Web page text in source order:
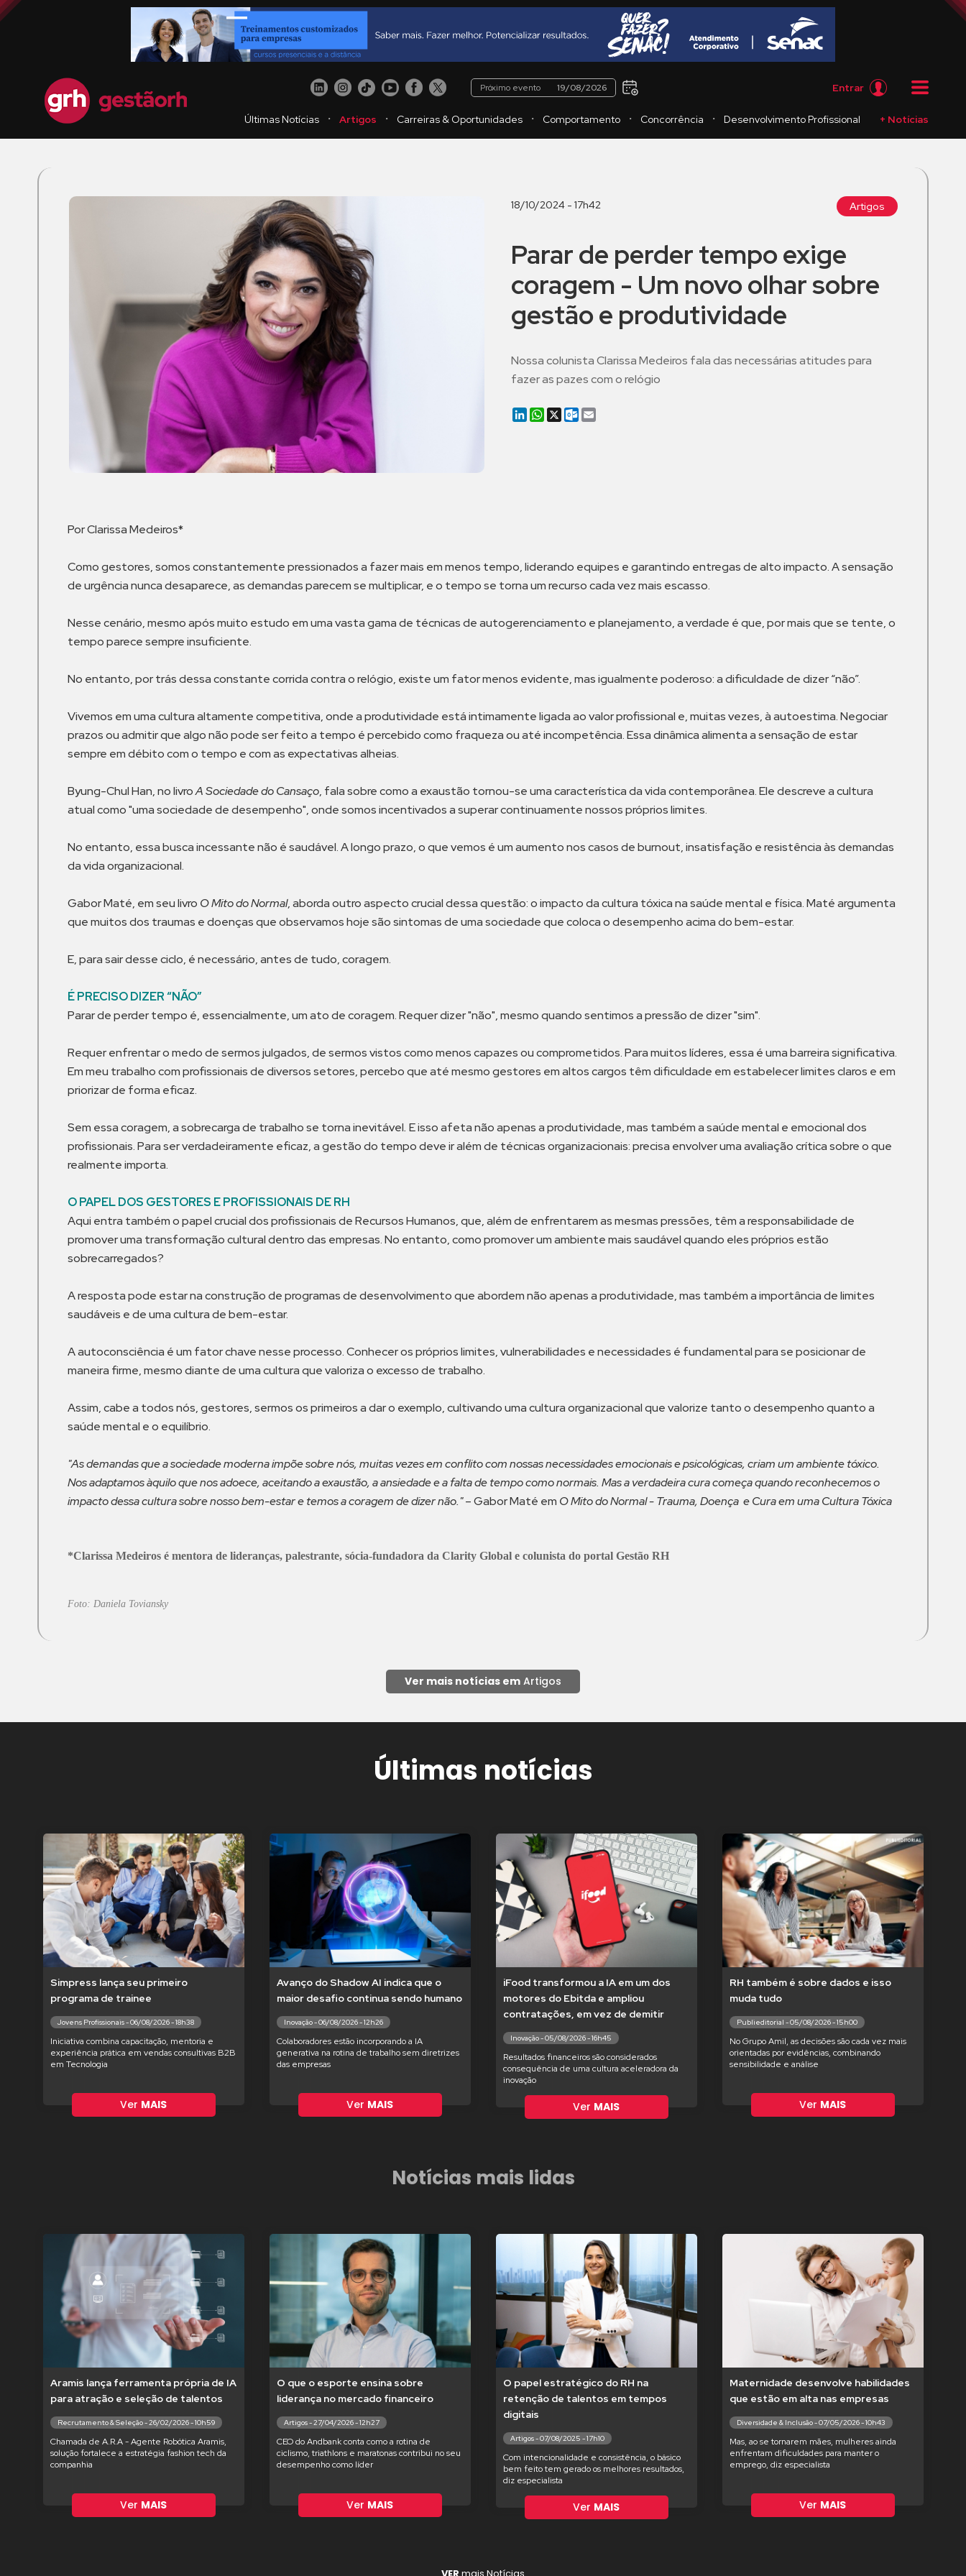
Próximo evento 19/08/2026 Entrar
Últimas Notícias ・ Artigos ・ Carreiras & Oportunidades ・ Comportamento ・ Concorrência ・ Desenvolvimento Profissional + Notícias
18/10/2024 - 17h42 Artigos
Parar de perder tempo exige
coragem - Um novo olhar sobre
gestão e produtividade
Nossa colunista Clarissa Medeiros fala das necessárias atitudes para
fazer as pazes com o relógio
LinkedIn
WhatsApp
X Outlook.com
Email
Por Clarissa Medeiros*
Como gestores, somos constantemente pressionados a fazer mais em menos tempo, liderando equipes e garantindo entregas de alto impacto. A sensação
de urgência nunca desaparece, as demandas parecem se multiplicar, e o tempo se torna um recurso cada vez mais escasso.
Nesse cenário, mesmo após muito estudo em uma vasta gama de técnicas de autogerenciamento e planejamento, a verdade é que, por mais que se tente, o
tempo parece sempre insuficiente.
No entanto, por trás dessa constante corrida contra o relógio, existe um fator menos evidente, mas igualmente poderoso: a dificuldade de dizer “não”.
Vivemos em uma cultura altamente competitiva, onde a produtividade está intimamente ligada ao valor profissional e, muitas vezes, à autoestima. Negociar
prazos ou admitir que algo não pode ser feito a tempo é percebido como fraqueza ou até incompetência. Essa dinâmica alimenta a sensação de estar
sempre em débito com o tempo e com as expectativas alheias.
Byung-Chul Han, no livroA Sociedade do Cansaço, fala sobre como a exaustão tornou-se uma característica da vida contemporânea. Ele descreve a cultura
atual como "uma sociedade de desempenho", onde somos incentivados a superar continuamente nossos próprios limites.
No entanto, essa busca incessante não é saudável. A longo prazo, o que vemos é um aumento nos casos de burnout, insatisfação e resistência às demandas
da vida organizacional.
Gabor Maté, em seu livro O Mito do Normal, aborda outro aspecto crucial dessa questão: o impacto da cultura tóxica na saúde mental e física. Maté argumenta
que muitos dos traumas e doenças que observamos hoje são sintomas de uma sociedade que coloca o desempenho acima do bem-estar.
E, para sair desse ciclo, é necessário, antes de tudo, coragem.
É PRECISO DIZER “NÃO”
Parar de perder tempo é, essencialmente, um ato de coragem. Requer dizer "não", mesmo quando sentimos a pressão de dizer "sim".
Requer enfrentar o medo de sermos julgados, de sermos vistos como menos capazes ou comprometidos. Para muitos líderes, essa é uma barreira significativa.
Em meu trabalho com profissionais de diversos setores, percebo que até mesmo gestores em altos cargos têm dificuldade em estabelecer limites claros e em
priorizar de forma eficaz.
Sem essa coragem, a sobrecarga de trabalho se torna inevitável. E isso afeta não apenas a produtividade, mas também a saúde mental e emocional dos
profissionais. Para ser verdadeiramente eficaz, a gestão do tempo deve ir além de técnicas organizacionais: precisa envolver uma avaliação crítica sobre o que
realmente importa.
O PAPEL DOS GESTORES E PROFISSIONAIS DE RH
Aqui entra também o papel crucial dos profissionais de Recursos Humanos, que, além de enfrentarem as mesmas pressões, têm a responsabilidade de
promover uma transformação cultural dentro das empresas. No entanto, como promover um ambiente mais saudável quando eles próprios estão
sobrecarregados?
A resposta pode estar na construção de programas de desenvolvimento que abordem não apenas a produtividade, mas também a importância de limites
saudáveis e de uma cultura de bem-estar.
A autoconsciência é um fator chave nesse processo. Conhecer os próprios limites, vulnerabilidades e necessidades é fundamental para se posicionar de
maneira firme, mesmo diante de uma cultura que valoriza o excesso de trabalho.
Assim, cabe a todos nós, gestores, sermos os primeiros a dar o exemplo, cultivando uma cultura organizacional que valorize tanto o desempenho quanto a
saúde mental e o equilíbrio.
"As demandas que a sociedade moderna impõe sobre nós, muitas vezes em conflito com nossas necessidades emocionais e psicológicas, criam um ambiente tóxico.
Nos adaptamos àquilo que nos adoece, aceitando a exaustão, a ansiedade e a falta de tempo como normais. Mas a verdadeira cura começa quando reconhecemos o
impacto dessa cultura sobre nosso bem-estar e temos a coragem de dizer não."– Gabor Maté em O Mito do Normal - Trauma, Doença e Cura em uma Cultura Tóxica
*Clarissa Medeiros é mentora de lideranças, palestrante, sócia-fundadora da Clarity Global e colunista do portal Gestão RH
Foto: Daniela Toviansky
Ver mais notícias em Artigos
Últimas notícias
Simpress lança seu primeiro
programa de trainee
Jovens Profissionais - 06/08/2026 - 18h38
Iniciativa combina capacitação, mentoria e
experiência prática em vendas consultivas B2B
em Tecnologia
Ver MAIS
Avanço do Shadow AI indica que o
maior desafio continua sendo humano
Inovação - 06/08/2026 - 12h26
Colaboradores estão incorporando a IA
generativa na rotina de trabalho sem diretrizes
das empresas
Ver MAIS
iFood transformou a IA em um dos
motores do Ebitda e ampliou
contratações, em vez de demitir
Inovação - 05/08/2026 - 16h45
Resultados financeiros são considerados
consequência de uma cultura aceleradora da
inovação
Ver MAIS
RH também é sobre dados e isso
muda tudo
Publieditorial - 05/08/2026 - 15h00
No Grupo Amil, as decisões são cada vez mais
orientadas por evidências, combinando
sensibilidade e análise
Ver MAIS
Notícias mais lidas
Aramis lança ferramenta própria de IA
para atração e seleção de talentos
Recrutamento & Seleção - 26/02/2026 - 10h59
Chamada de A.R.A - Agente Robótica Aramis,
solução fortalece a estratégia fashion tech da
companhia
Ver MAIS
O que o esporte ensina sobre
liderança no mercado financeiro
Artigos - 27/04/2026 - 12h27
CEO do Andbank conta como a rotina de
ciclismo, triathlons e maratonas contribui no seu
desempenho como líder
Ver MAIS
O papel estratégico do RH na
retenção de talentos em tempos
digitais
Artigos - 07/08/2025 - 17h10
Com intencionalidade e consistência, o básico
bem feito tem gerado os melhores resultados,
diz especialista
Ver MAIS
Maternidade desenvolve habilidades
que estão em alta nas empresas
Diversidade & Inclusão - 07/05/2026 - 10h43
Mas, ao se tornarem mães, mulheres ainda
enfrentam dificuldades para manter o
emprego, diz especialista
Ver MAIS